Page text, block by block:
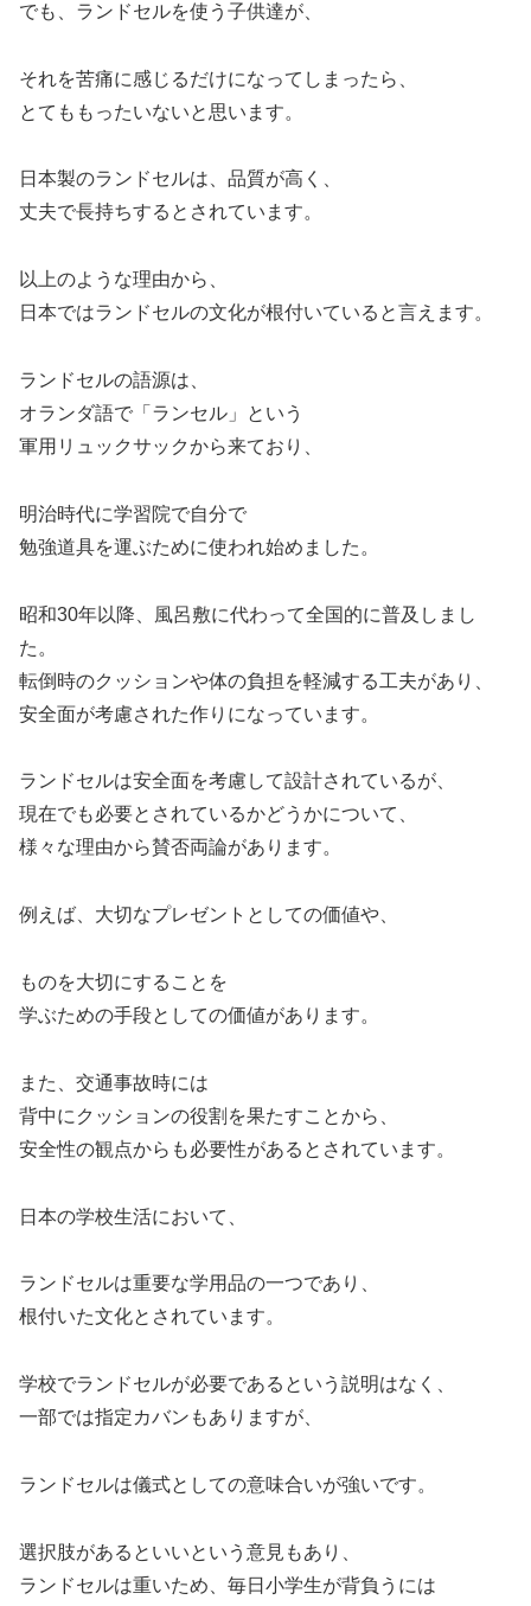
でも、ランドセルを使う子供達が、
それを苦痛に感じるだけになってしまったら、
とてももったいないと思います。
日本製のランドセルは、品質が高く、
丈夫で長持ちするとされています。
以上のような理由から、
日本ではランドセルの文化が根付いていると言えます。
ランドセルの語源は、
オランダ語で「ランセル」という
軍用リュックサックから来ており、
明治時代に学習院で自分で
勉強道具を運ぶために使われ始めました。
昭和30年以降、風呂敷に代わって全国的に普及しまし
た。
転倒時のクッションや体の負担を軽減する工夫があり、
安全面が考慮された作りになっています。
ランドセルは安全面を考慮して設計されているが、
現在でも必要とされているかどうかについて、
様々な理由から賛否両論があります。
例えば、大切なプレゼントとしての価値や、
ものを大切にすることを
学ぶための手段としての価値があります。
また、交通事故時には
背中にクッションの役割を果たすことから、
安全性の観点からも必要性があるとされています。
日本の学校生活において、
ランドセルは重要な学用品の一つであり、
根付いた文化とされています。
学校でランドセルが必要であるという説明はなく、
一部では指定カバンもありますが、
ランドセルは儀式としての意味合いが強いです。
選択肢があるといいという意見もあり、
ランドセルは重いため、毎日小学生が背負うには